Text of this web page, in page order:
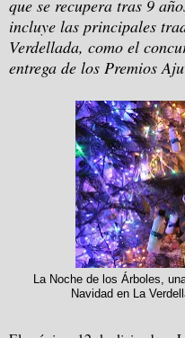
que se recupera tras 9
incluye las principales
Verdellada, como el
entrega de los Premios
La Noche de los Árboles,
Navidad en La